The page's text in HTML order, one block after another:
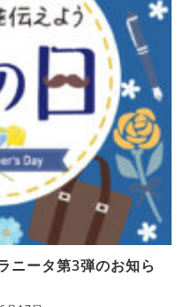
ニータ第3弾のお知ら